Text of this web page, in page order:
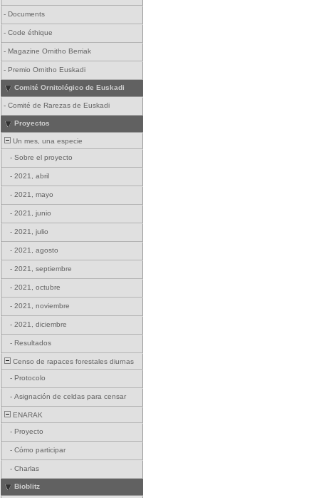
- Documents
- Code éthique
- Magazine Ornitho Berriak
- Premio Ornitho Euskadi
Comité Ornitológico de Euskadi
- Comité de Rarezas de Euskadi
Proyectos
Un mes, una especie
- Sobre el proyecto
- 2021, abril
- 2021, mayo
- 2021, junio
- 2021, julio
- 2021, agosto
- 2021, septiembre
- 2021, octubre
- 2021, noviembre
- 2021, diciembre
- Resultados
Censo de rapaces forestales diurnas
- Protocolo
- Asignación de celdas para censar
ENARAK
- Proyecto
- Cómo participar
- Charlas
Bioblitz